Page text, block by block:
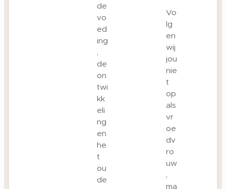
de
vo
ed
ing
,
de
on
twi
kk
eli
ng
en
he
t
ou
de
Vo
lg
en
wij
jou
nie
t
op
als
vr
oe
dv
ro
uw
,
ma